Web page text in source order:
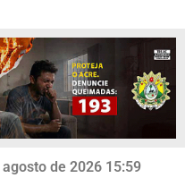
de 2026 15:59